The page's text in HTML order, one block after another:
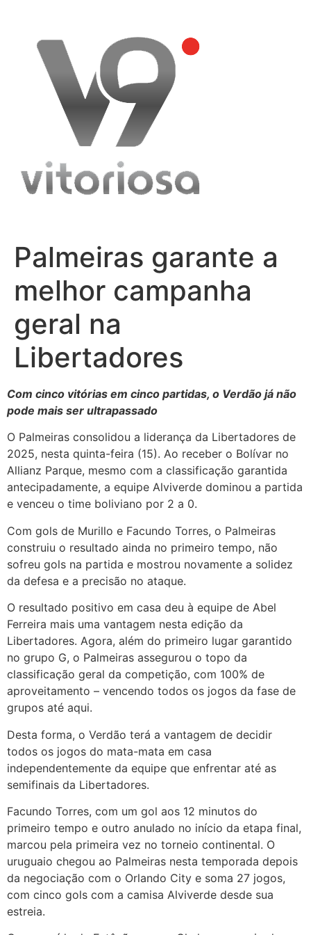
content
Palmeiras garante a
melhor campanha
geral na
Libertadores
Com cinco vitórias em cinco partidas, o Verdão já não
pode mais ser ultrapassado
O Palmeiras consolidou a liderança da Libertadores de
2025, nesta quinta-feira (15). Ao receber o Bolívar no
Allianz Parque, mesmo com a classificação garantida
antecipadamente, a equipe Alviverde dominou a partida
e venceu o time boliviano por 2 a 0.
Com gols de Murillo e Facundo Torres, o Palmeiras
construiu o resultado ainda no primeiro tempo, não
sofreu gols na partida e mostrou novamente a solidez
da defesa e a precisão no ataque.
O resultado positivo em casa deu à equipe de Abel
Ferreira mais uma vantagem nesta edição da
Libertadores. Agora, além do primeiro lugar garantido
no grupo G, o Palmeiras assegurou o topo da
classificação geral da competição, com 100% de
aproveitamento – vencendo todos os jogos da fase de
grupos até aqui.
Desta forma, o Verdão terá a vantagem de decidir
todos os jogos do mata-mata em casa
independentemente da equipe que enfrentar até as
semifinais da Libertadores.
Facundo Torres, com um gol aos 12 minutos do
primeiro tempo e outro anulado no início da etapa final,
marcou pela primeira vez no torneio continental. O
uruguaio chegou ao Palmeiras nesta temporada depois
da negociação com o Orlando City e soma 27 jogos,
com cinco gols com a camisa Alviverde desde sua
estreia.